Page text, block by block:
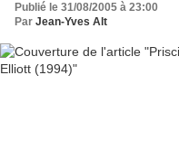
Publié le 31/08/2005 à 23:00
Par Jean-Yves Alt